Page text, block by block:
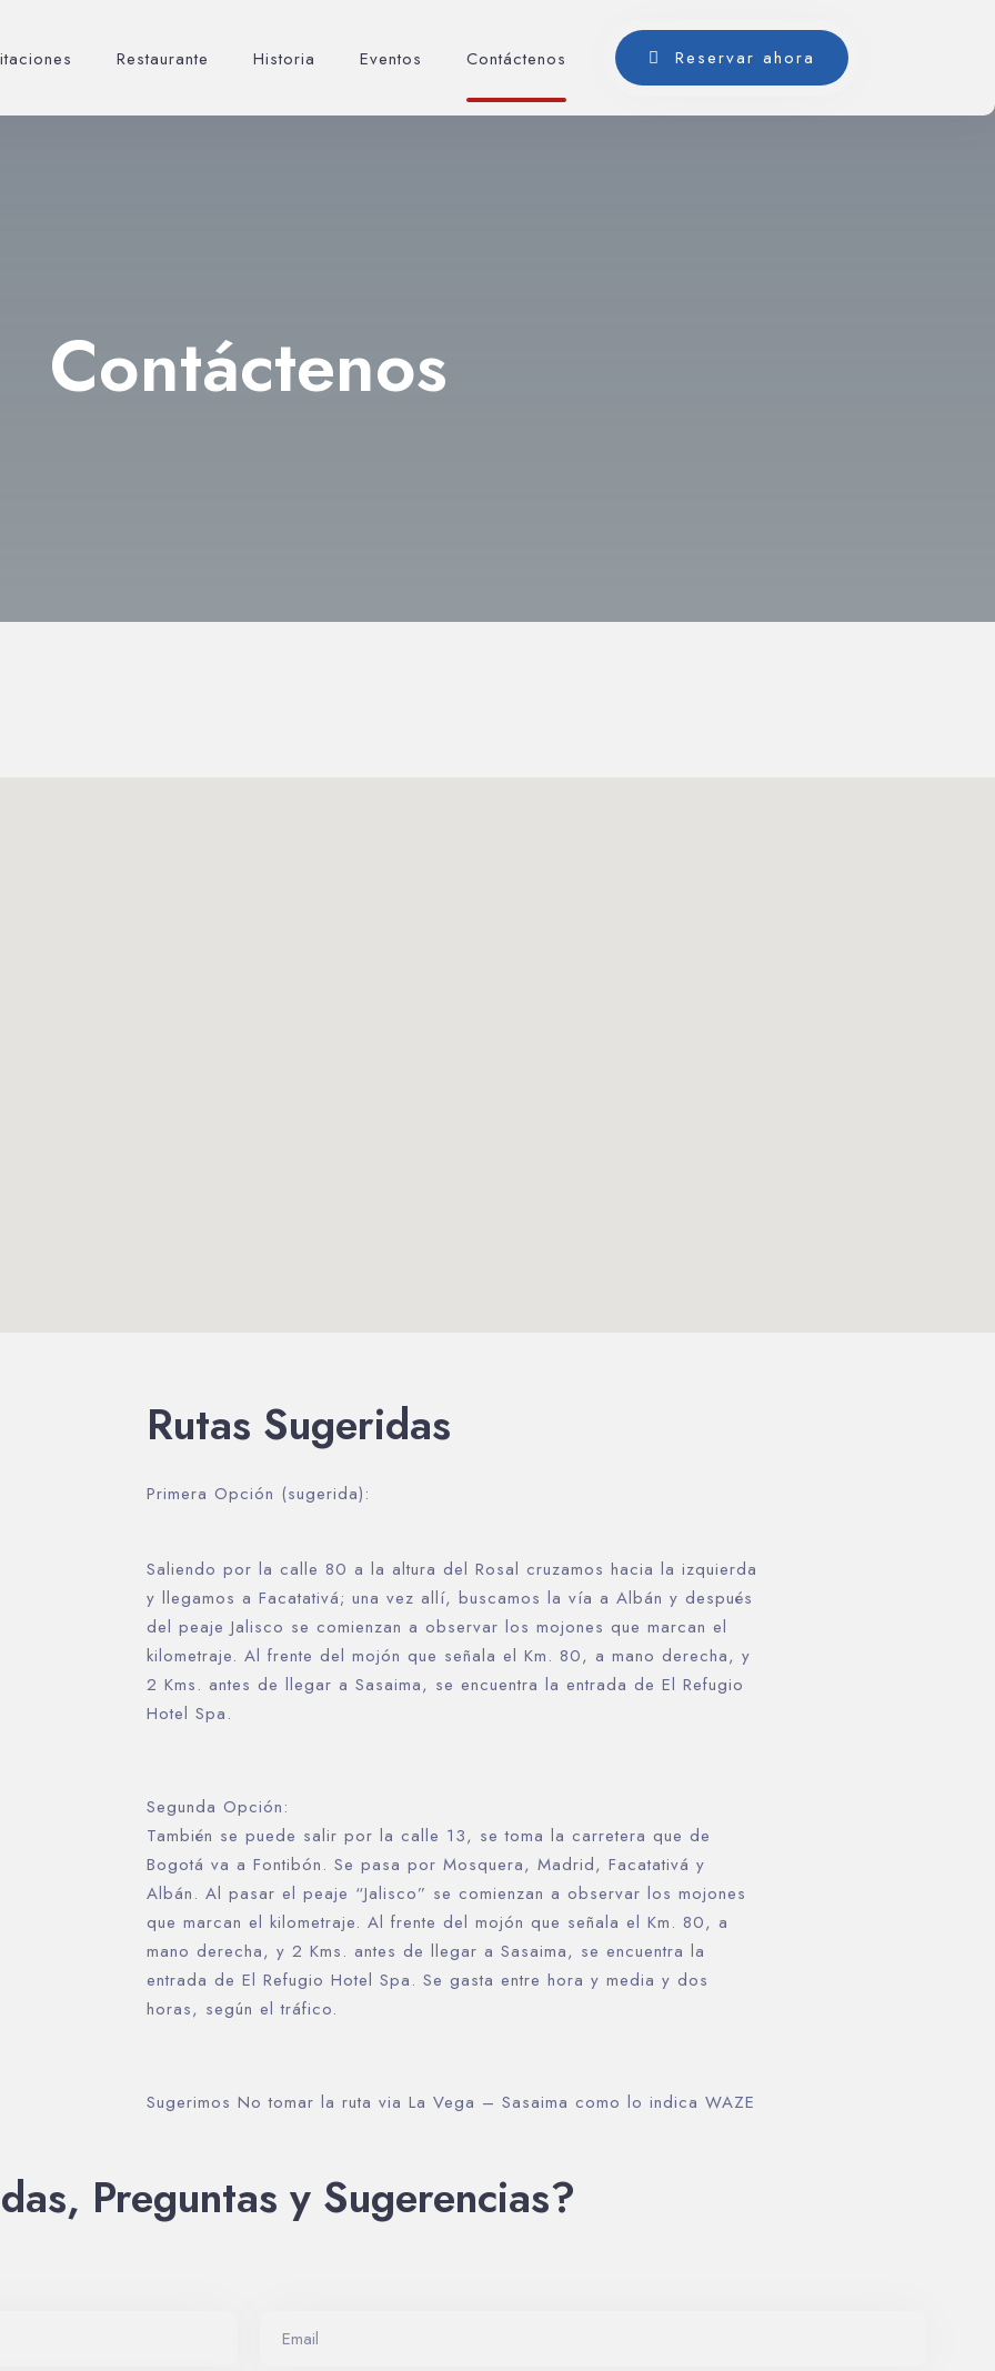
Restaurante Historia Eventos Contáctenos Reservar ahora
Contáctenos
Rutas Sugeridas
Primera Opción (sugerida):
Saliendo por la calle 80 a la altura del Rosal cruzamos hacia la izquierda
y llegamos a Facatativá; una vez allí, buscamos la vía a Albán y después
del peaje Jalisco se comienzan a observar los mojones que marcan el
kilometraje. Al frente del mojón que señala el Km. 80, a mano derecha, y
2 Kms. antes de llegar a Sasaima, se encuentra la entrada de El Refugio
Hotel Spa.
Segunda Opción:
También se puede salir por la calle 13, se toma la carretera que de
Bogotá va a Fontibón. Se pasa por Mosquera, Madrid, Facatativá y
Albán. Al pasar el peaje “Jalisco” se comienzan a observar los mojones
que marcan el kilometraje. Al frente del mojón que señala el Km. 80, a
mano derecha, y 2 Kms. antes de llegar a Sasaima, se encuentra la
entrada de El Refugio Hotel Spa. Se gasta entre hora y media y dos
horas, según el tráfico.
Sugerimos No tomar la ruta via La Vega – Sasaima como lo indica WAZE
Preguntas y Sugerencias?